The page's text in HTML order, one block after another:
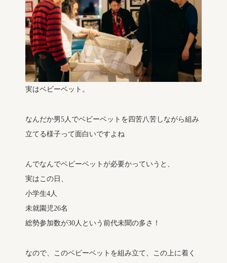
実はベビーベット。
なんだか男5人でベビーベットを四苦八苦しながら組み
立てる様子って面白いですよね
んでなんでベビーベットが必要かっていうと、
実はこの日、
小学生4人
未就園児26名
総勢参加数が30人という前代未聞の多さ！
なので、このベビーベットを組み立て、この上に着く